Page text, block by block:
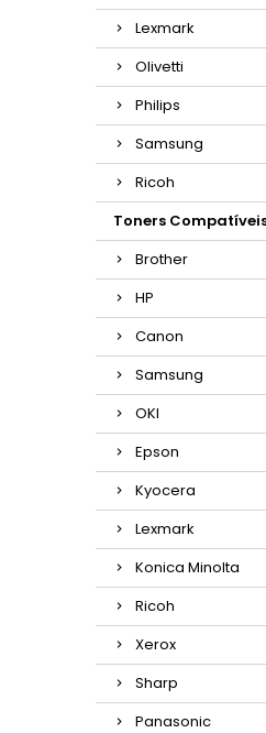
Lexmark
Olivetti
Philips
Samsung
Ricoh
Toners
Brother
HP
Canon
Samsung
OKI
Epson
Kyocera
Lexmark
Konica Minolta
Ricoh
Xerox
Sharp
Panasonic